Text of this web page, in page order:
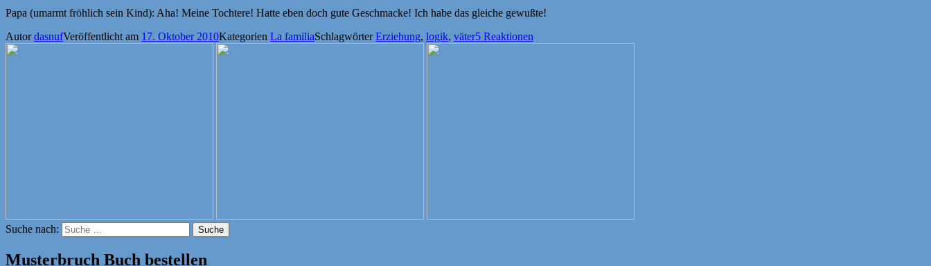
Papa (umarmt fröhlich sein Kind): Aha! Meine Tochtere! Hatte eben doch gute Geschmacke! Ich habe das gleiche gewußte!
AutordasnufVeröffentlicht am 17. Oktober 2010Kategorien La familiaSchlagwörterErziehung, logik, väter5 Reaktionen
Suche nach: Suche
Musterbruch Buch bestellen